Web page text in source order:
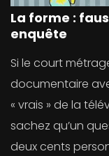
La forme :
enquête
Si le court
documentaire
« vrais » de la
sachez qu’un
deux cents